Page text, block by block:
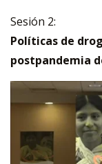
Sesión 2:
Políticas de
postpandemia